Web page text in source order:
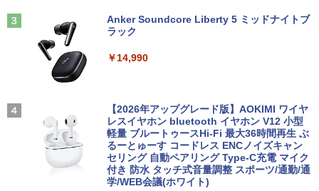
Anker Soundcore Liberty 5 ミッドナイトブ
ラック
￥14,990
【2026年アップグレード版】AOKIMI ワイヤ
レスイヤホン bluetooth イヤホン V12 小型
軽量 ブルートゥースHi-Fi 最大36時間再生 ぶ
るーとゅーす コードレス ENCノイズキャン
セリング 自動ペアリング Type-C充電 マイク
付き 防水 タッチ式音量調整 スポーツ/通勤/通
学/WEB会議(ホワイト)